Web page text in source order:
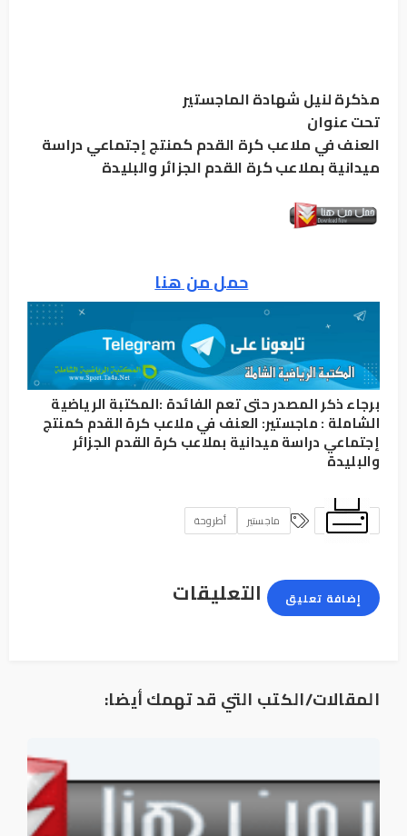
مذكرة لنيل شهادة الماجستير
تحت عنوان
العنف في ملاعب كرة القدم كمنتج إجتماعي دراسة
ميدانية بملاعب كرة القدم الجزائر والبليدة
حمل من هنا
برجاء ذكر المصدر حتى تعم الفائدة :المكتبة الرياضية
الشاملة :ماجستير: العنف في ملاعب كرة القدم كمنتج
إجتماعي دراسة ميدانية بملاعب كرة القدم الجزائر
والبليدة
ماجستير أطروحة
التعليقات إضافة تعليق
المقالات/الكتب التي قد تهمك أيضا: